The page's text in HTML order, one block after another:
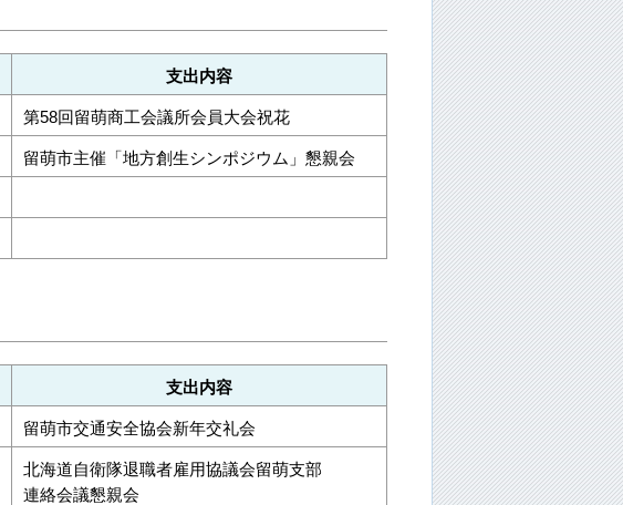
支出内容
第58回留萌商工会議所会員大会祝花
留萌市主催「地方創生シンポジウム」懇親会
支出内容
留萌市交通安全協会新年交礼会
北海道自衛隊退職者雇用協議会留萌支部
連絡会議懇親会